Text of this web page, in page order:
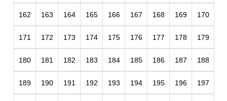
162 163 164 165 166 167 168 169 170
171 172 173 174 175 176 177 178 179
180 181 182 183 184 185 186 187 188
189 190 191 192 193 194 195 196 197